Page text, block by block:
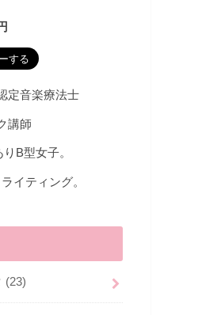
定音楽療法士
講師
B型女子。
イティング。
(23)